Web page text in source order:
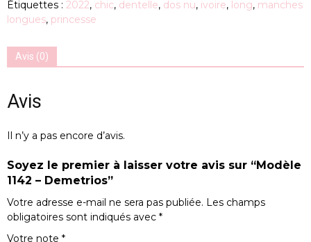
Étiquettes : 2022, chic, dentelle, dos nu, ivoire, long, manches
longues, princesse
Avis (0)
Avis
Il n’y a pas encore d’avis.
Soyez le premier à laisser votre avis sur “Modèle
1142 – Demetrios”
Votre adresse e-mail ne sera pas publiée. Les champs
obligatoires sont indiqués avec *
Votre note *